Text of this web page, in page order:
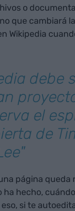
o
que cambiará
Wikipedia
debe
el
de
página queda
ha hecho,
si te